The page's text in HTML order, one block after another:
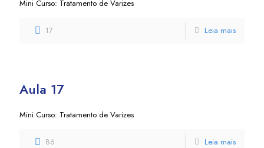
Mini Curso: Tratamento de Varizes
17 Leia mais
Aula 17
Mini Curso: Tratamento de Varizes
86 Leia mais